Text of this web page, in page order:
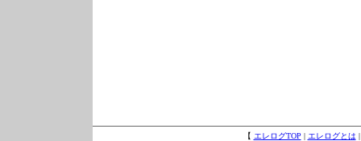
【 エレログTOP | エレログとは